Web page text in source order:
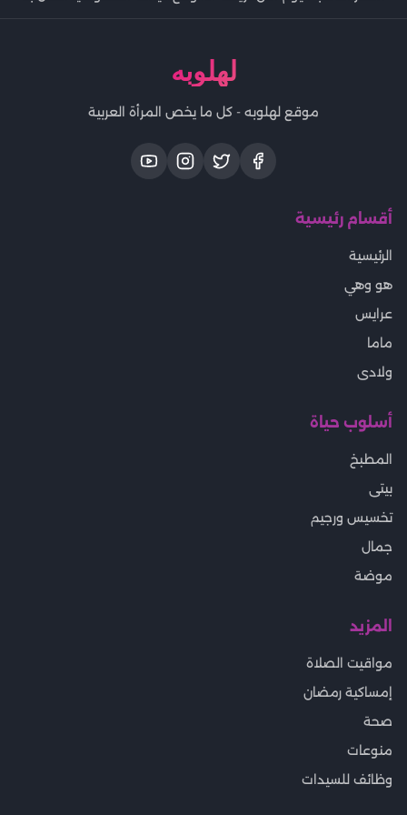
لهلوبه
موقع لهلوبه - كل ما يخص المرأة العربية
أقسام رئيسية
الرئيسية
هو وهي
عرايس
ماما
ولادى
أسلوب حياة
المطبخ
بيتى
تخسيس ورجيم
جمال
موضة
المزيد
مواقيت الصلاة
إمساكية رمضان
صحة
منوعات
وظائف للسيدات